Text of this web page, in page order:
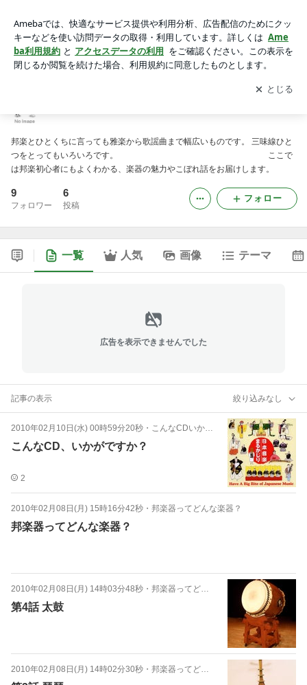
アプリをダウンロードして ブログの更新通知
を受け取りまし
ょう。
開く
邦楽とひとくちに言っても雅楽から歌謡曲まで幅広いものです。 三味線ひと
つをとってもいろいろです。 ここで
は邦楽初心者にもよくわかる、楽器の魅力やこぼれ話をお届けします。
9
フォロワー
6
投稿
フォロー
一覧 人気 画像 テーマ
広告を表示できませんでした
記事の表示 絞り込みなし
2010年02月10日(水) 00時59分20秒 ・ こんなCDいかが？
こんなCD、いかがですか？
2
2010年02月08日(月) 15時16分42秒 ・ 邦楽器ってどんな楽器？
邦楽器ってどんな楽器？
2010年02月08日(月) 14時03分48秒 ・ 邦楽器ってどんな楽器？
第4話 太鼓
2010年02月08日(月) 14時02分30秒 ・ 邦楽器ってどんな楽器？